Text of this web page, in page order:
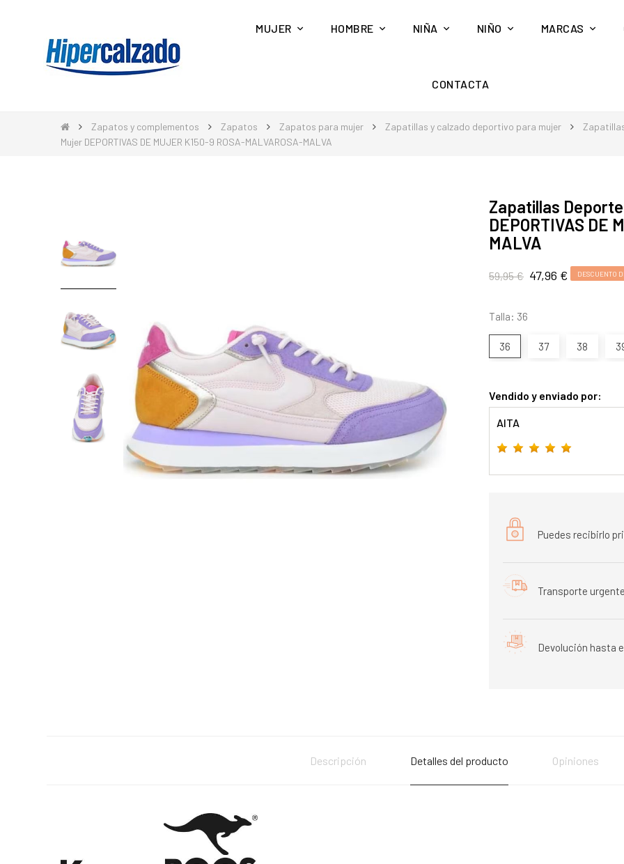
MUJER HOMBRE NIÑA NIÑO MARCAS
CONTACTA
Zapatos y complementos Zapatos Zapatos para mujer Zapatillas y calzado deportivo para mujer
Mujer DEPORTIVAS DE MUJER K150-9 ROSA-MALVAROSA-MALVA
Zapatillas Deporte
DEPORTIVAS DE
MALVA
59,95 € 47,96 € DESCUENTO
Talla: 36
36 37 38
Vendido y enviado por:
AITA
Puedes recibirlo
Transporte
Devolución hasta
Descripción Detalles del producto Opiniones